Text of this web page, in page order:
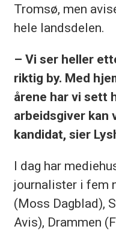
Tromsø, men
hele landsdelen.
– Vi ser heller
riktig by. Med
årene har vi sett
arbeidsgiver
kandidat, sier
I dag har
journalister i fem
(Moss Dagblad),
Avis), Drammen